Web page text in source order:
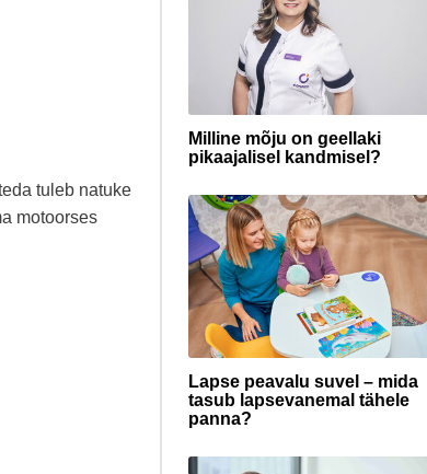
Milline mõju on geellaki
pikaajalisel kandmisel?
Lapse peavalu suvel – mida
tasub lapsevanemal tähele
panna?
tuleb natuke
motoorses